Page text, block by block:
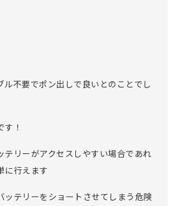
ル不要でポン出しで良いとのことでし
！
テリーがアクセスしやすい場合であれ
に行えます
ッテリーをショートさせてしまう危険